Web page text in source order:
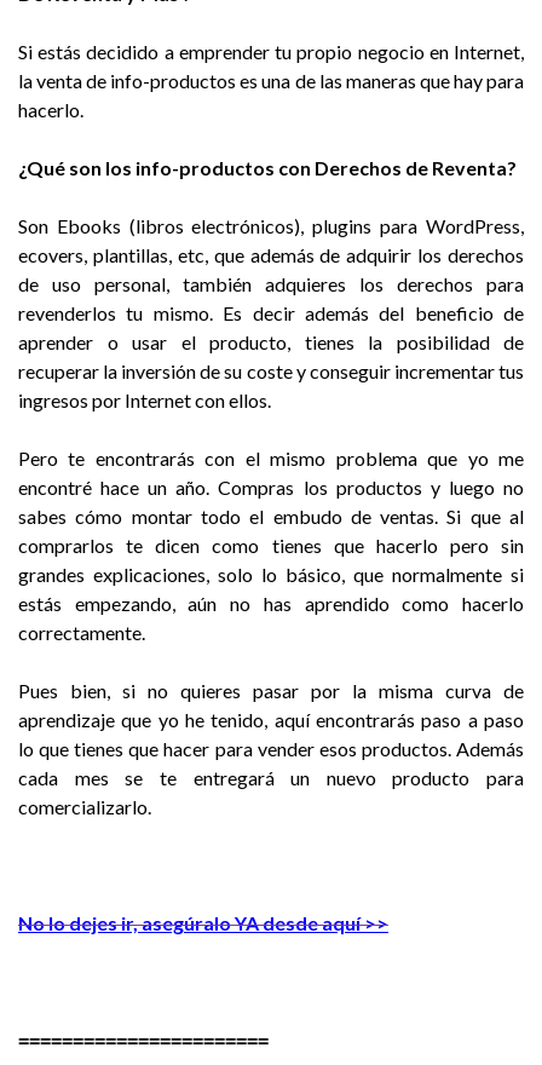
Si estás decidido a emprender tu propio negocio en Internet,
la venta de info-productoses una de las maneras que hay para
hacerlo.
¿Qué son los info-productos con Derechos de Reventa?
Son Ebooks (libros electrónicos), plugins para WordPress,
ecovers, plantillas, etc, que además de adquirir los derechos
de uso personal, también adquieres los derechos para
revenderlos tu mismo. Es decir además del beneficio de
aprender o usar el producto, tienes la posibilidad de
recuperar la inversión de su coste y conseguir incrementar tus
ingresos por Internet con ellos.
Pero te encontrarás con el mismo problema que yo me
encontré hace un año. Compras los productos y luego no
sabes cómo montar todoel embudo de ventas. Si que al
comprarlos te dicen como tienes que hacerlo pero sin
grandes explicaciones, solo lo básico, que normalmente si
estás empezando, aún no has aprendido como hacerlo
correctamente.
Pues bien, si no quieres pasar por la misma curva de
aprendizajeque yo he tenido, aquí encontrarás paso a paso
loque tienes que hacer para vender esos productos. Además
cada mes se te entregará un nuevo producto para
comercializarlo.
No lo dejes ir, asegúralo YA desde aquí >>
=======================